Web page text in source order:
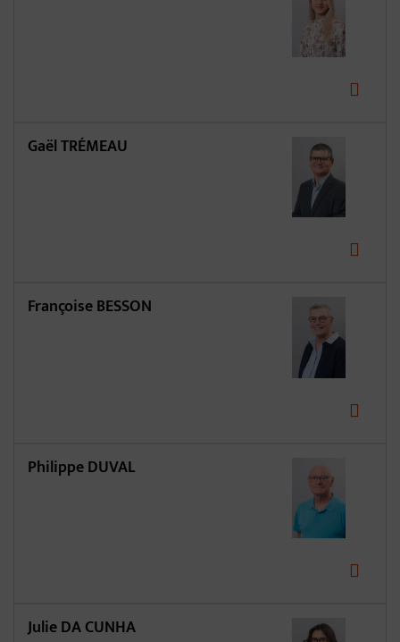
Gaël TRÉMEAU
Françoise BESSON
Philippe DUVAL
Julie DA CUNHA